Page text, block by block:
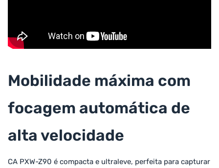
Mobilidade máxima com
focagem automática de
alta velocidade
CA PXW-Z90 é compacta e ultraleve, perfeita para capturar